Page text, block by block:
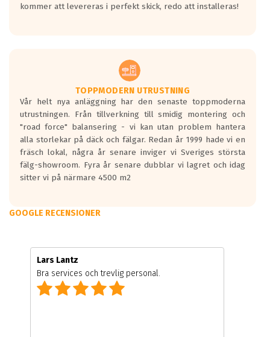
kommer att levereras i perfekt skick, redo att installeras!
TOPPMODERN UTRUSTNING
Vår helt nya anläggning har den senaste toppmoderna
utrustningen. Från tillverkning till smidig montering och
"road force" balansering - vi kan utan problem hantera
alla storlekar på däck och fälgar. Redan år 1999 hade vi en
fräsch lokal, några år senare inviger vi Sveriges största
fälg-showroom. Fyra år senare dubblar vi lagret och idag
sitter vi på närmare 4500 m2
GOOGLE RECENSIONER
Lars Lantz
Bra services och trevlig personal.